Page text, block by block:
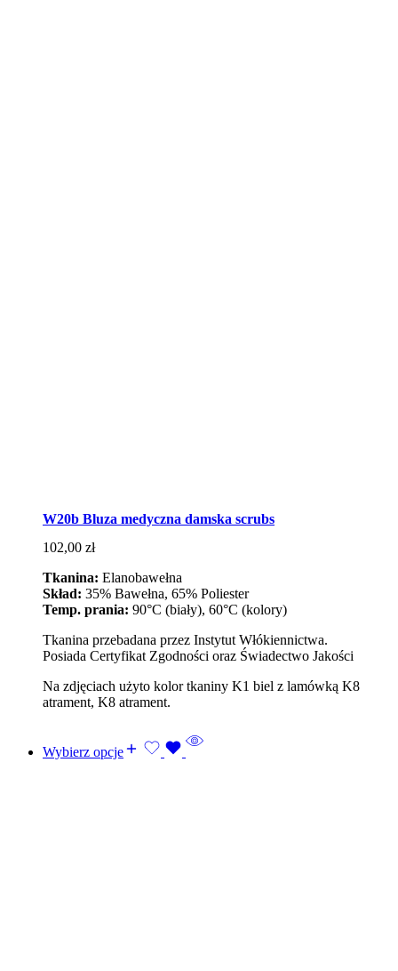
W20b Bluza medyczna damska scrubs
102,00 zł
Tkanina: Elanobawełna
Skład: 35% Bawełna, 65% Poliester
Temp. prania: 90°C (biały), 60°C (kolory)
Tkanina przebadana przez Instytut Włókiennictwa.
Posiada Certyfikat Zgodności oraz Świadectwo Jakości
Na zdjęciach użyto kolor tkaniny K1 biel z lamówką K8
atrament, K8 atrament.
Wybierz opcje